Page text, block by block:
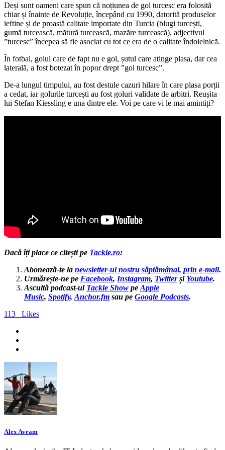
Deși sunt oameni care spun că noțiunea de gol turcesc era folosită
chiar și înainte de Revoluție, începând cu 1990, datorită produselor
ieftine și de proastă calitate importate din Turcia (blugi turcești,
gumă turcească, mătură turcească, mazăre turcească), adjectivul
”turcesc” începea să fie asociat cu tot ce era de o calitate îndoielnică.
În fotbal, golul care de fapt nu e gol, șutul care atinge plasa, dar cea
laterală, a fost botezat în popor drept ”gol turcesc”.
De-a lungul timpului, au fost destule cazuri hilare în care plasa porții
a cedat, iar golurile turcești au fost goluri validate de arbitri. Reușita
lui Stefan Kiessling e una dintre ele. Voi pe care vi le mai amintiți?
Dacă îți place ce citești pe Tackle.ro:
Abonează-te la newsletter-ul nostru săptămânal, prin e-mail.
Urmărește-ne pe Facebook, Instagram, Twitterși Youtube.
Ascultă podcast-ul Tackle Show pe Apple
Music, Spotify, Anchor.fm sau pe Google Podcasts.
113
Likes
Alex Avram